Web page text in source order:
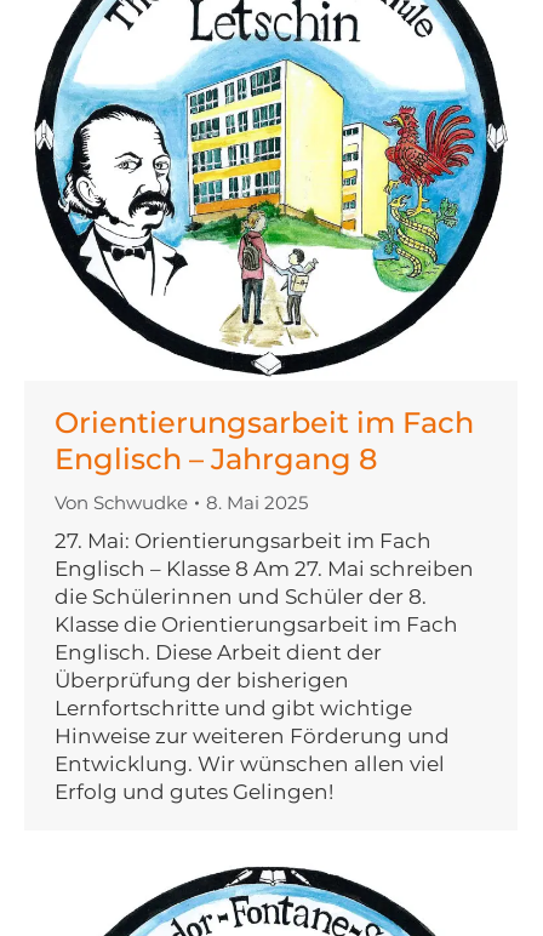
Orientierungsarbeit im Fach
Englisch – Jahrgang 8
Von Schwudke 8. Mai 2025
27. Mai: Orientierungsarbeit im Fach
Englisch – Klasse 8 Am 27. Mai schreiben
die Schülerinnen und Schüler der 8.
Klasse die Orientierungsarbeit im Fach
Englisch. Diese Arbeit dient der
Überprüfung der bisherigen
Lernfortschritte und gibt wichtige
Hinweise zur weiteren Förderung und
Entwicklung. Wir wünschen allen viel
Erfolg und gutes Gelingen!